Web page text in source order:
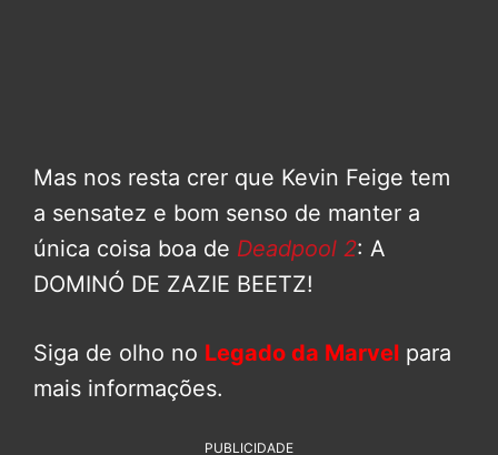
Mas nos resta crer que Kevin Feige tem
a sensatez e bom senso de manter a
única coisa boa de Deadpool 2: A
DOMINÓ DE ZAZIE BEETZ!
Siga de olho no Legado da Marvel para
mais informações.
PUBLICIDADE